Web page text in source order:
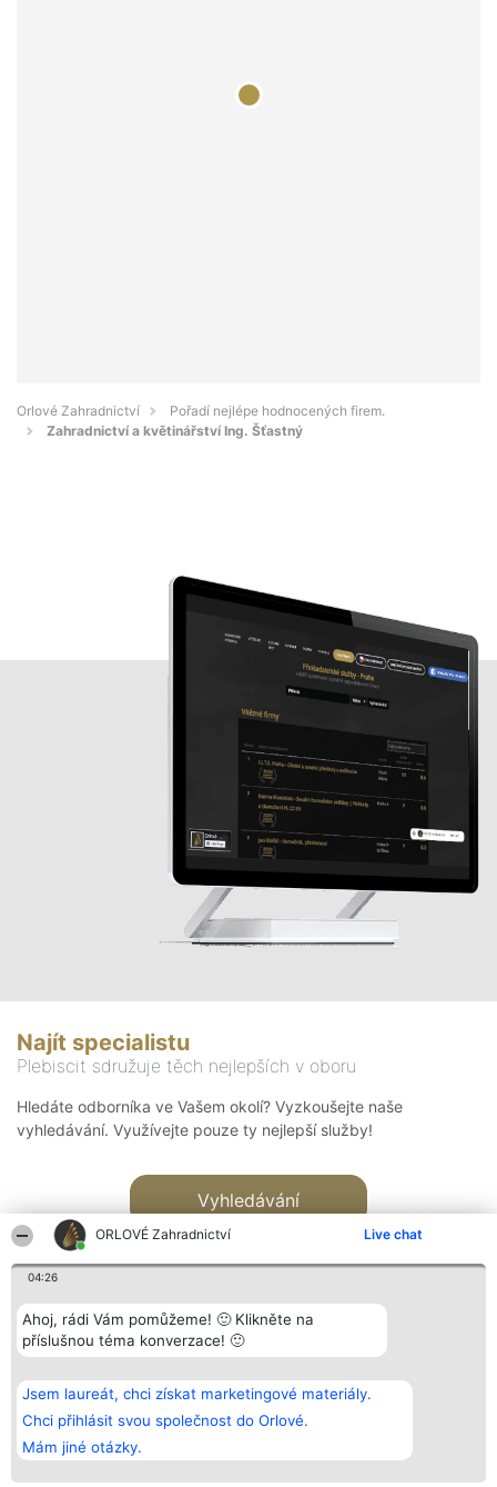
ORLOVÉ Zahradnictví Live chat
04:26
Ahoj, rádi Vám pomůžeme! 🙂 Klikněte na
příslušnou téma konverzace! 🙂
Jsem laureát, chci získat marketingové materiály.
Chci přihlásit svou společnost do Orlové.
Mám jiné otázky.
Orlové Zahradnictví
Pořadí nejlépe hodnocených firem.
Zahradnictví a květinářství Ing. Šťastný
Najít specialistu
Plebiscit sdružuje těch nejlepších v oboru
Hledáte odborníka ve Vašem okolí? Vyzkoušejte naše
vyhledávání. Využívejte pouze ty nejlepší služby!
Vyhledávání
Bright Side Solutions sp. z o.
o. sp. k.
ul. Ruska 22
Wrocław 50-079
KRS 0000749100 | Regon
381313360 | NIP 8943132676
Vítězové
Seznam všech
laureátů
Zásady
Zásady
Kontakt